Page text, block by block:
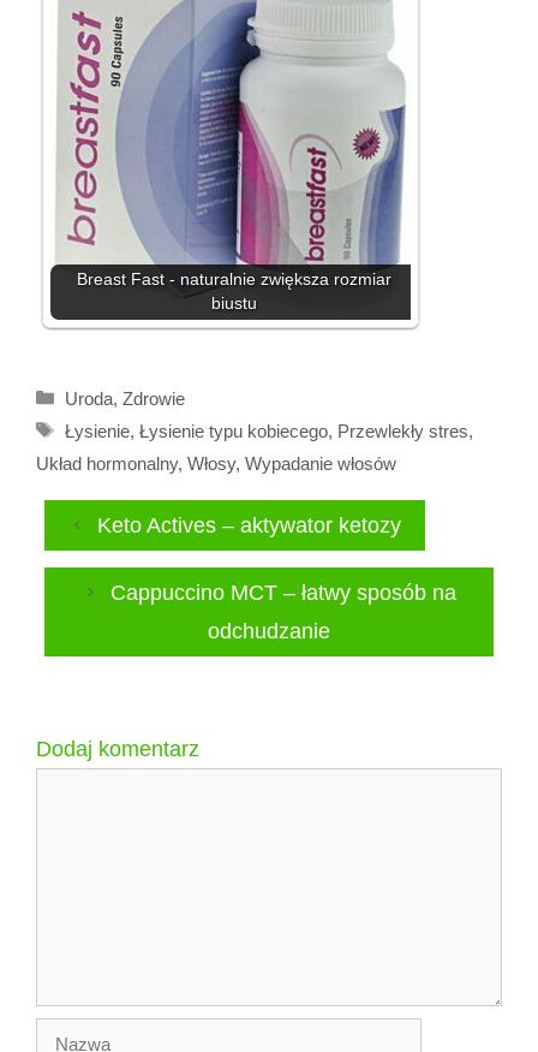
Breast Fast - naturalnie zwiększa rozmiar
biustu
Kategorie
Uroda, Zdrowie
Tagi
Łysienie, Łysienie typu kobiecego, Przewlekły stres,
Układ hormonalny, Włosy, Wypadanie włosów
Keto Actives – aktywator ketozy
Cappuccino MCT – łatwy sposób na
odchudzanie
Dodaj komentarz